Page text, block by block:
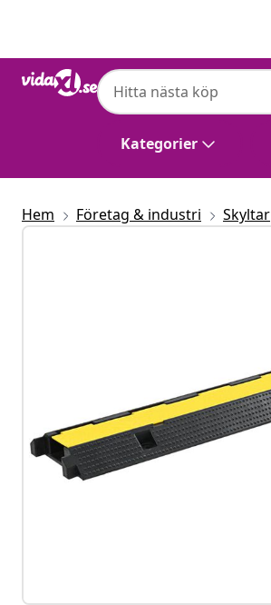
Kategorier
Hem Företag & industri Skyltar